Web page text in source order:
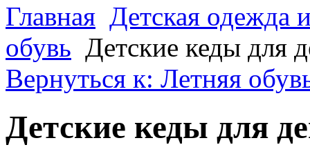
Главная Детская одежда
обувь Детские кеды для
Вернуться к: Летняя
Детские кеды для